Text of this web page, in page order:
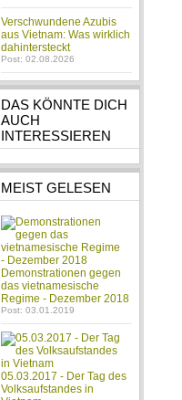
Verschwundene Azubis
aus Vietnam: Was wirklich
dahintersteckt
Post: 02.08.2026
DAS KÖNNTE DICH
AUCH
INTERESSIEREN
MEIST GELESEN
Demonstrationen gegen
das vietnamesische
Regime - Dezember 2018
Post: 03.01.2019
05.03.2017 - Der Tag des
Volksaufstandes in